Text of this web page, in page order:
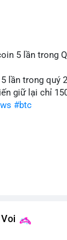
5 lần trong
lần trong quý 2
giữ lại chỉ
#btc